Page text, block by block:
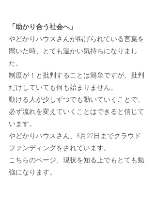
「助かり合う社会へ」
やどかりハウスさんが掲げられている言葉を
聞いた時、とても温かい気持ちになりまし
た。
制度が！と批判することは簡単ですが、批判
だけしていても何も始まりません。
動ける人が少しずつでも動いていくことで、
必ず流れを変えていくことはできると信じて
います。
やどかりハウスさん、8月22日までクラウド
ファンディングをされています。
こちらのページ、現状を知る上でもとても勉
強になります。